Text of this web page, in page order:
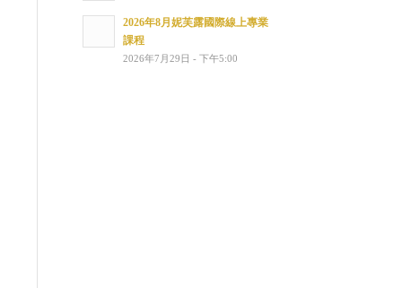
2026年8月妮芙露國際線上專業
課程
2026年7月29日 - 下午5:00